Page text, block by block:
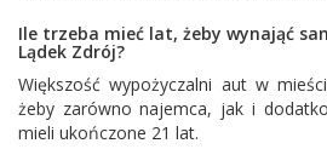
Ile trzeba mieć lat, żeby wynająć
Lądek Zdrój?
Większość wypożyczalni aut w
żeby zarówno najemca, jak i
mieli ukończone 21 lat.